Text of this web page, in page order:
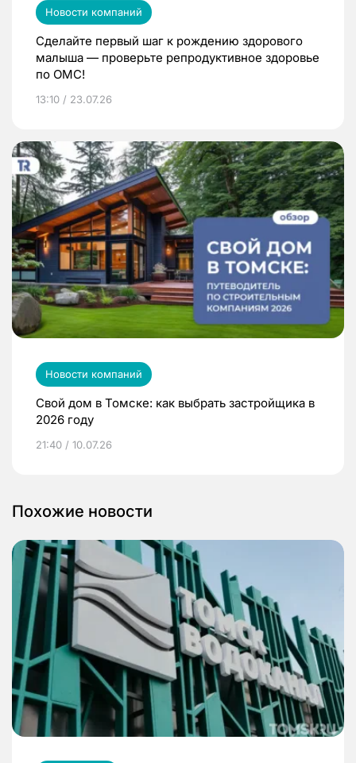
Новости компаний
Сделайте первый шаг к рождению здорового
малыша — проверьте репродуктивное здоровье
по ОМС!
13:10 / 23.07.26
Новости компаний
Свой дом в Томске: как выбрать застройщика в
2026 году
21:40 / 10.07.26
Похожие новости